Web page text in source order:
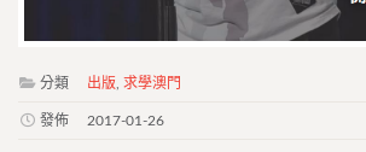
分類 出版 求學澳門
發佈 2017-01-26